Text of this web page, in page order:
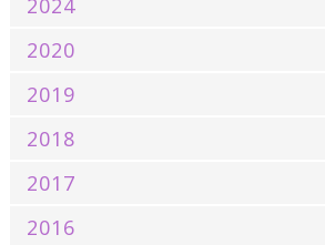
2024
2020
2019
2018
2017
2016